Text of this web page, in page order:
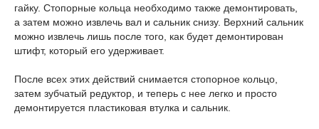
гайку. Стопорные кольца необходимо также демонтировать,
а затем можно извлечь вал и сальник снизу. Верхний сальник
можно извлечь лишь после того, как будет демонтирован
штифт, который его удерживает.
После всех этих действий снимается стопорное кольцо,
затем зубчатый редуктор, и теперь с нее легко и просто
демонтируется пластиковая втулка и сальник.